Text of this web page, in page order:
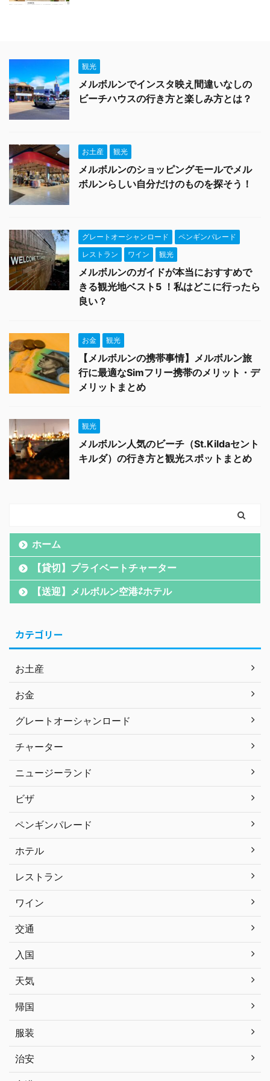
観光
メルボルンでインスタ映え間違いなしの
ビーチハウスの行き方と楽しみ方とは？
お土産 観光
メルボルンのショッピングモールでメル
ボルンらしい自分だけのものを探そう！
グレートオーシャンロード
ペンギンパレード
レストラン
ワイン 観光
メルボルンのガイドが本当におすすめで
きる観光地ベスト5 ！私はどこに行ったら
良い？
お金 観光
【メルボルンの携帯事情】メルボルン旅
行に最適なSimフリー携帯のメリット・デ
メリットまとめ
観光
メルボルン人気のビーチ（St.Kildaセント
キルダ）の行き方と観光スポットまとめ
ホーム
【貸切】プライベートチャーター
【送迎】メルボルン空港⇄ホテル
カテゴリー
お土産
お金
グレートオーシャンロード
チャーター
ニュージーランド
ビザ
ペンギンパレード
ホテル
レストラン
ワイン
交通
入国
天気
帰国
服装
治安